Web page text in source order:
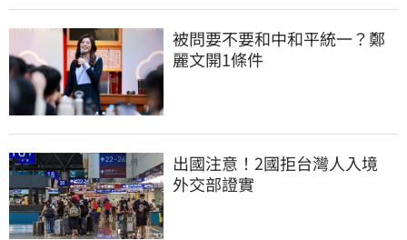
被問要不要和中和平統一？鄭
麗文開1條件
出國注意！2國拒台灣人入境
外交部證實